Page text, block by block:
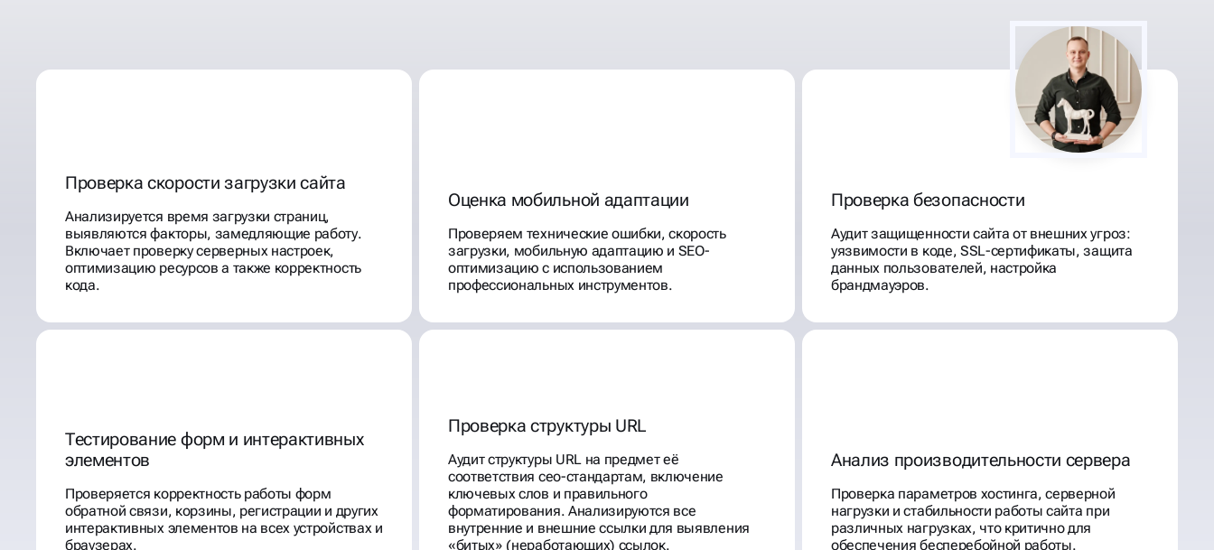
Проверка скорости загрузки сайта
Анализируется время загрузки страниц,
выявляются факторы, замедляющие работу.
Включает проверку серверных настроек,
оптимизацию ресурсов а также корректность
кода.
Оценка мобильной адаптации
Проверяем технические ошибки, скорость
загрузки, мобильную адаптацию и SEO-
оптимизацию с использованием
профессиональных инструментов.
Проверка безопасности
Аудит защищенности сайта от внешних угроз:
уязвимости в коде, SSL-сертификаты, защита
данных пользователей, настройка
брандмауэров.
Тестирование форм и интерактивных
элементов
Проверяется корректность работы форм
обратной связи, корзины, регистрации и других
интерактивных элементов на всех устройствах и
браузерах.
Проверка структуры URL
Аудит структуры URL на предмет её
соответствия сео-стандартам, включение
ключевых слов и правильного
форматирования. Анализируются все
внутренние и внешние ссылки для выявления
«битых» (неработающих) ссылок.
Анализ производительности сервера
Проверка параметров хостинга, серверной
нагрузки и стабильности работы сайта при
различных нагрузках, что критично для
обеспечения бесперебойной работы.